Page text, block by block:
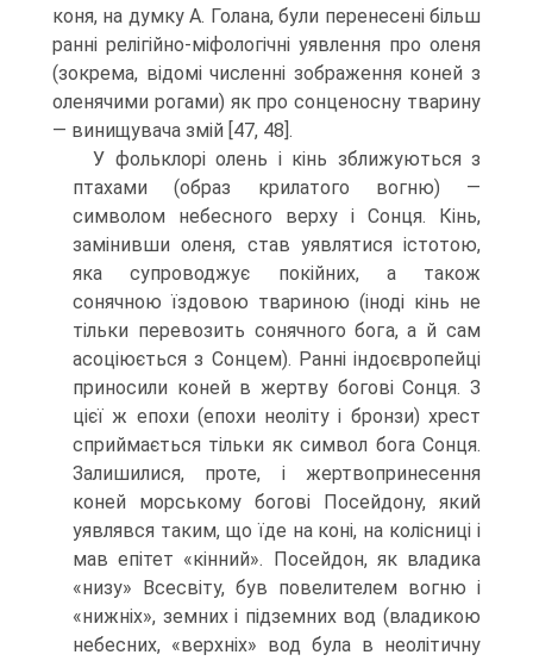
коня, на думку А. Голана, були перенесені більш
ранні релігійно-міфо­логічні уявлення про оленя
(зокрема, відомі численні зображення коней з
оленя­чими рогами) як про сонценосну тварину
— винищувача змій [47, 48].
У фольклорі олень і кінь зближуються з
птахами (образ крилатого вогню) —
символом небесного верху і Сонця. Кінь,
замінивши оленя, став уявлятися істо­тою,
яка супроводжує покійних, а також
сонячною їздовою твариною (іноді кінь не
тільки перевозить сонячного бога, а й сам
асоціюється з Сонцем). Ранні індоєв­ропейці
приносили коней в жертву богові Сонця. З
цієї ж епохи (епохи неоліту і бронзи) хрест
сприймається тільки як символ бога Сонця.
Залишилися, проте, і жертвопринесення
коней морському богові Посейдону, який
уявлявся таким, що їде на коні, на колісниці і
мав епітет «кінний». Посейдон, як владика
«низу» Все­світу, був повелителем вогню і
«нижніх», земних і підземних вод (владикою
не­бесних, «верхніх» вод була в неолітичну